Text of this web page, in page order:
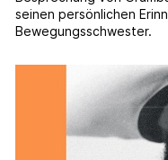
seinen persönlichen
Bewegungsschwester.